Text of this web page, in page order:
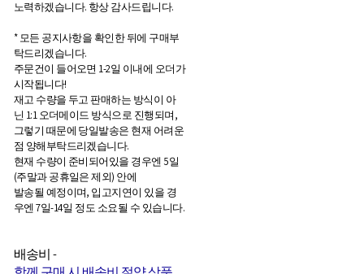
노력하겠습니다. 항상 감사드립니다.
* 모든 공지사항을 확인한 뒤에 구매부
탁드리겠습니다.
주문건이 들어오면 1-2일 이내에 오더가
시작됩니다!
재고 수량을 두고 판매하는 방식이 아
닌 1:1 오더메이드 방식으로 진행되며,
그렇기 때문에 당일발송은 현재 어려운
점 양해부탁드리겠습니다.
현재 수량이 준비되어있을 경우엔 5일
(주말과 공휴일은 제외) 안에
발송될 예정이며, 입고지연이 있을 경
우엔 7일-14일 정도 소요될 수 있습니다.
배송비-